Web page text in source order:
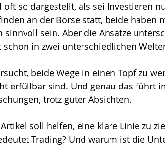
oft so dargestellt, als sei Investieren
an der Börse statt, beide haben
sinnvoll sein. Aber die Ansätze
schon in zwei unterschiedlichen
beide Wege in einen Topf zu
erfüllbar sind. Und genau das führt
trotz guter Absichten.
soll helfen, eine klare Linie zu
Trading? Und warum ist die